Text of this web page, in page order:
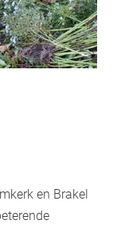
en Brakel